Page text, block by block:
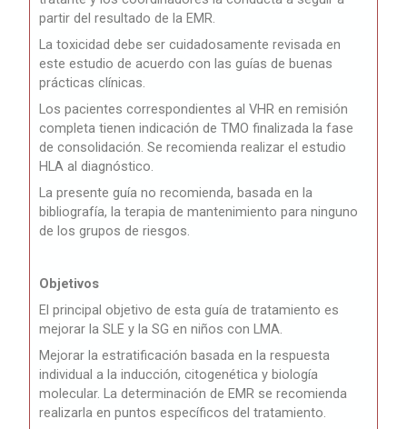
partir del resultado de la EMR.
La toxicidaddebe ser cuidadosamente revisada en
este estudio de acuerdo con las guías debuenas
prácticas clínicas.
Los pacientes correspondientes al VHR en remisión
completa tienen indicación de TMO finalizada la fase
de consolidación. Se recomienda realizar el estudio
HLA al diagnóstico.
La presente guía no recomienda, basada en la
bibliografía, la terapia de mantenimiento para ninguno
de los grupos de riesgos.
Objetivos
El principal objetivo de esta guía de tratamiento es
mejorar la SLE y la SG en niños con LMA.
Mejorar la estratificación basada en la respuesta
individual a la inducción, citogenética y biología
molecular. La determinación de EMR se recomienda
realizarla en puntos específicos del tratamiento.